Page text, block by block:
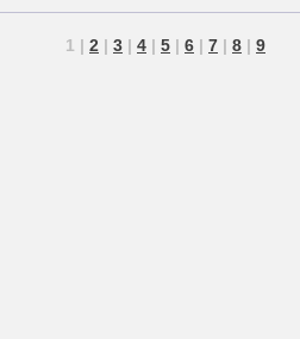
1 | 2 | 3 | 4 | 5 | 6 | 7 | 8 | 9